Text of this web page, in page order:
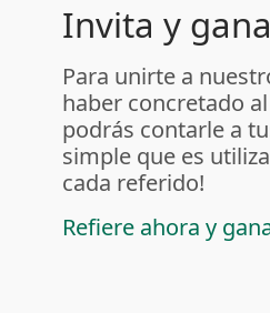
Invita y
Para unirte a
haber concretado
podrás contarle a
simple que es
cada referido!
Refiere ahora y